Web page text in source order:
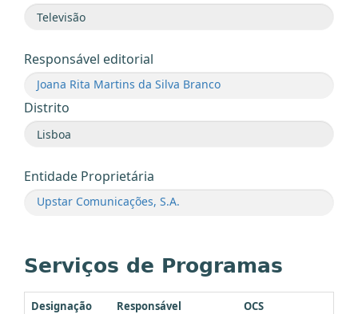
Responsável editorial
Joana Rita Martins da Silva Branco
Distrito
Entidade Proprietária
Upstar Comunicações, S.A.
Serviços de Programas
Designação Responsável OCS